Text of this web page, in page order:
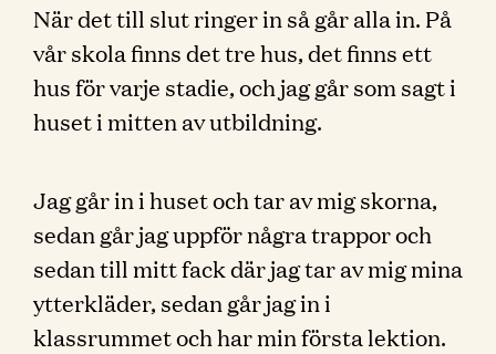
När det till slut ringer in så går alla in. På
vår skola finns det tre hus, det finns ett
hus för varje stadie, och jag går som sagt i
huset i mitten av utbildning.
Jag går in i huset och tar av mig skorna,
sedan går jag uppför några trappor och
sedan till mitt fack där jag tar av mig mina
ytterkläder, sedan går jag in i
klassrummet och har min första lektion.